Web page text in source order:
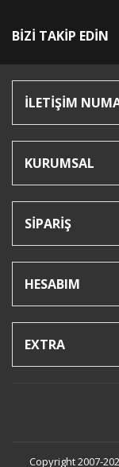
BİZİ TAKİP EDİN
İLETİŞİM
KURUMSAL
SİPARİŞ
HESABIM
EXTRA
Copyright 2007-